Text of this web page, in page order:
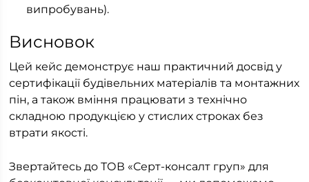
випробувань).
Висновок
Цей кейс демонструє наш практичний досвід у
сертифікації будівельних матеріалів та монтажних
пін, а також вміння працювати з технічно
складною продукцією у стислих строках без
втрати якості.
Звертайтесь до ТОВ «Серт-консалт груп» для